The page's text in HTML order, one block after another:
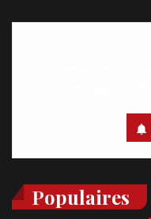
Populaires